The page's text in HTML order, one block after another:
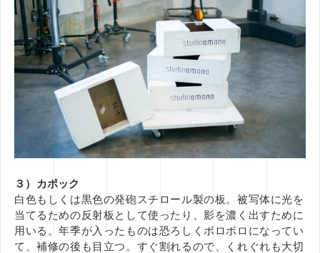
３）カポック
白色もしくは黒色の発砲スチロール製の板。被写体に光を
当てるための反射板として使ったり、影を濃く出すために
用いる。年季が入ったものは恐ろしくボロボロになってい
て、補修の後も目立つ。すぐ割れるので、くれぐれも大切